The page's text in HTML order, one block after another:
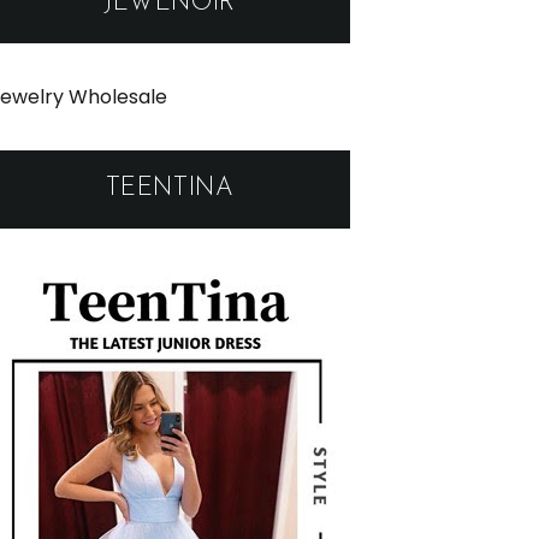
Wholesale
TEENTINA